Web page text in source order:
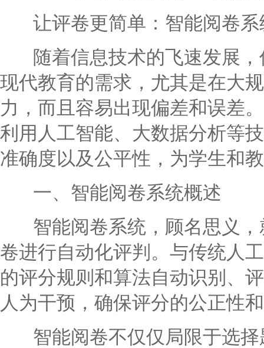
让评卷更简单：智能阅卷系
随着信息技术的飞速发展，
现代教育的需求，尤其是在大
力，而且容易出现偏差和误差
利用人工智能、大数据分析等
准确度以及公平性，为学生和
一、智能阅卷系统概述
智能阅卷系统，顾名思义，
卷进行自动化评判。与传统人
的评分规则和算法自动识别、
人为干预，确保评分的公正性
智能阅卷不仅仅局限于选择